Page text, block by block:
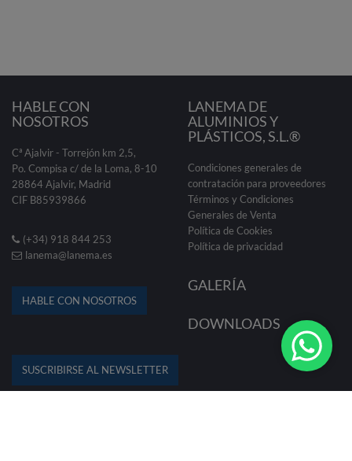
HABLE CON
NOSOTROS
Cª Ajalvir - Torrejón km 2,5,
Po. Compisa c/ de la Loma, 8-10
28864 Ajalvir, Madrid
CIF B85939866
(+34) 918 844 253
lanema@lanema.es
HABLE CON NOSOTROS
LANEMA DE
ALUMINIOS Y
PLÁSTICOS, S.L.®
Condiciones generales de
contratación para proveedores
Términos y Condiciones
Generales de Venta
Política de Cookies
Política de privacidad
GALERÍA
DOWNLOADS
SUSCRIBIRSE AL NEWSLETTER